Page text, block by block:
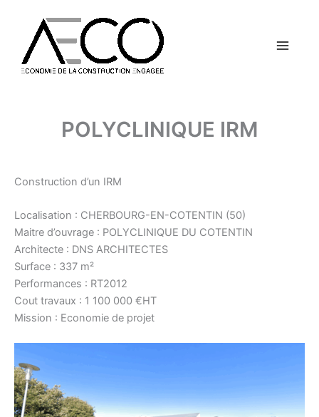
contenu
Menu
POLYCLINIQUE IRM
Construction d’un IRM
Localisation : CHERBOURG-EN-COTENTIN (50)
Maitre d’ouvrage : POLYCLINIQUE DU COTENTIN
Architecte : DNS ARCHITECTES
Surface : 337 m²
Performances : RT2012
Cout travaux : 1 100 000 €HT
Mission : Economie de projet